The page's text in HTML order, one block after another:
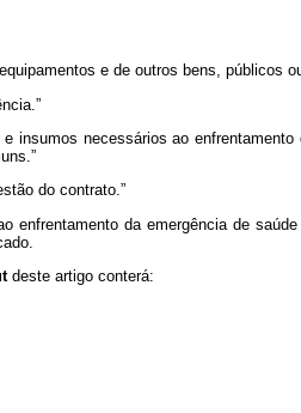
e de outros bens, públicos
necessários ao
do contrato.”
da emergência de
deste artigo conterá: